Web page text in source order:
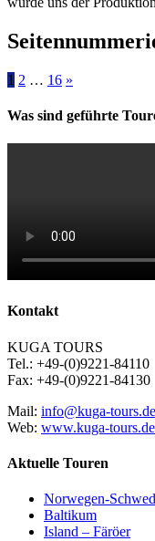
1 2 … 16 »
Was sind geführte
Kontakt
KUGA TOURS
Tel.: +49-(0)9221-84110
Fax: +49-(0)9221-84130
Mail: info@kuga-tours.de
Web: www.kuga-tours.de
Aktuelle Touren
Norwegen-
Baltikum
Island – Färöer